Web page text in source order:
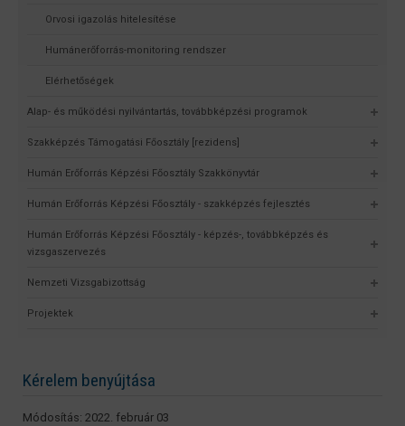
Orvosi igazolás hitelesítése
Humánerőforrás-monitoring rendszer
Elérhetőségek
Alap- és működési nyilvántartás, továbbképzési programok
Szakképzés Támogatási Főosztály [rezidens]
Humán Erőforrás Képzési Főosztály Szakkönyvtár
Humán Erőforrás Képzési Főosztály - szakképzés fejlesztés
Humán Erőforrás Képzési Főosztály - képzés-, továbbképzés és
vizsgaszervezés
Nemzeti Vizsgabizottság
Projektek
Kérelem benyújtása
Módosítás: 2022. február 03